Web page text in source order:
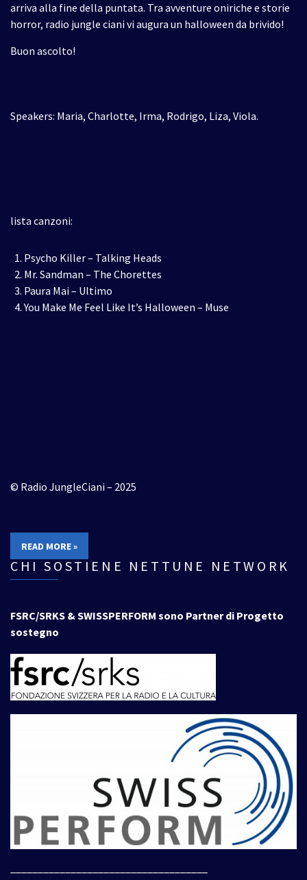
arriva alla fine della puntata. Tra avventure oniriche e storie
horror, radio jungle ciani vi augura un halloween da brivido!
Buon ascolto!
Speakers: Maria, Charlotte, Irma, Rodrigo, Liza, Viola.
lista canzoni:
Psycho Killer – Talking Heads
Mr. Sandman – The Chorettes
Paura Mai – Ultimo
You Make Me Feel Like It’s Halloween – Muse
© Radio JungleCiani – 2025
READ MORE »
CHI SOSTIENE NETTUNE NETWORK
FSRC/SRKS & SWISSPERFORM sono Partner di Progetto
sostegno